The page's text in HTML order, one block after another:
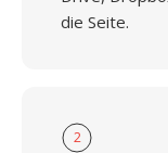
die Seite.
2